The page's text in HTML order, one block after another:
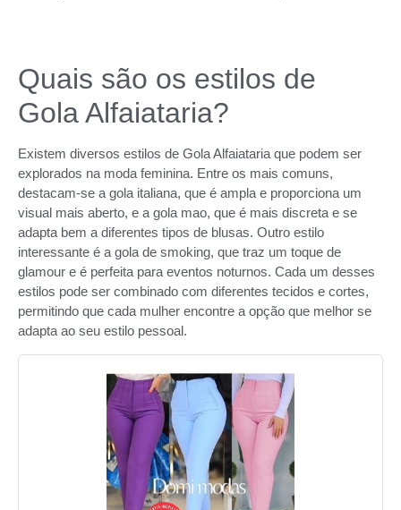
Quais são os estilos de
Gola Alfaiataria?
Existem diversos estilos de Gola Alfaiataria que podem ser
explorados na moda feminina. Entre os mais comuns,
destacam-se a gola italiana, que é ampla e proporciona um
visual mais aberto, e a gola mao, que é mais discreta e se
adapta bem a diferentes tipos de blusas. Outro estilo
interessante é a gola de smoking, que traz um toque de
glamour e é perfeita para eventos noturnos. Cada um desses
estilos pode ser combinado com diferentes tecidos e cortes,
permitindo que cada mulher encontre a opção que melhor se
adapta ao seu estilo pessoal.